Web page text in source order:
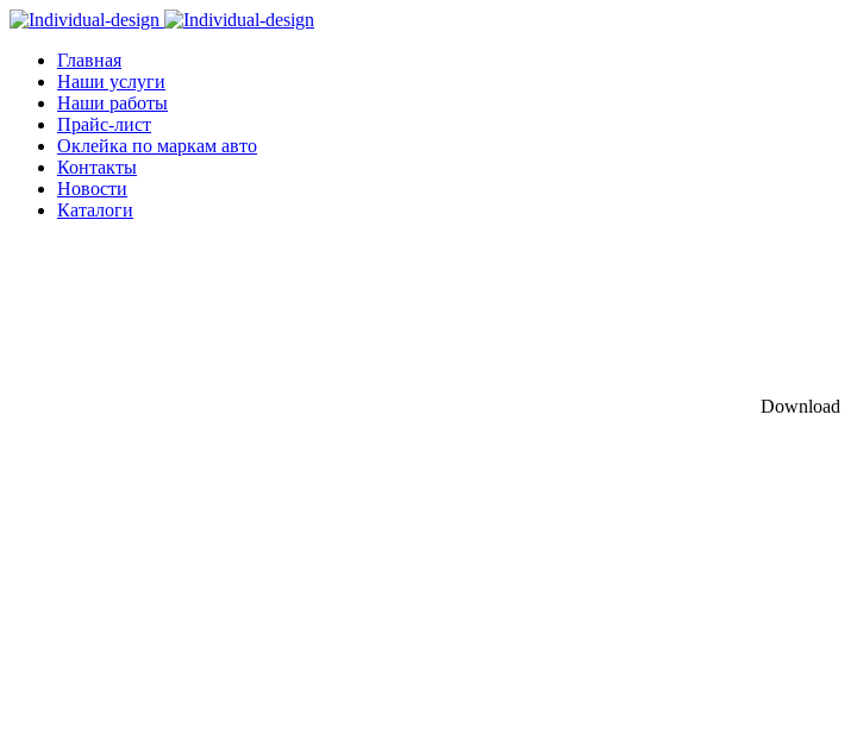
Главная
Наши услуги
Наши работы
Прайс-лист
Оклейка по маркам авто
Контакты
Новости
Каталоги
Download